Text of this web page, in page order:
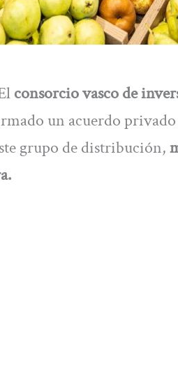
consorcio vasco de
un acuerdo
grupo de distribución,